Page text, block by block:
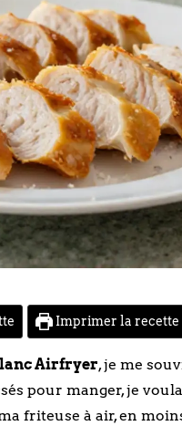
Imprimer la recette
Airfryer, je me
pour manger, je
friteuse à air, en